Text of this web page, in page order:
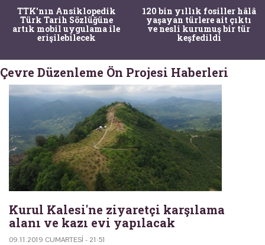
TTK'nın Ansiklopedik
Türk Tarih Sözlüğüne
artık mobil uygulama ile
erişilebilecek
120 bin yıllık fosiller hâlâ
yaşayan türlere ait çıktı
ve nesli kurumuş bir tür
keşfedildi
Çevre Düzenleme Ön Projesi Haberleri
Kurul Kalesi'ne ziyaretçi karşılama
alanı ve kazı evi yapılacak
09.11.2019 CUMARTESI - 21:51